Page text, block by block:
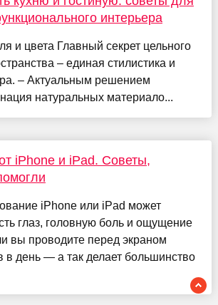
интерьера
и цвета Главный секрет цельного
– единая стилистика и
– Актуальным решением
натуральных материало...
iPhone и iPad. Советы,
iPhone или iPad может
глаз, головную боль и ощущение
вы проводите перед экраном
в день — а так делает большинство